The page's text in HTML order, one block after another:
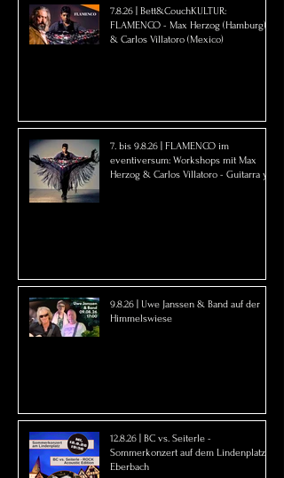
7.8.26 | Bett&CouchKULTUR:
FLAMENCO - Max Herzog (Hamburg)
& Carlos Villatoro (Mexico)
7. bis 9.8.26 | FLAMENCO im
eventiversum: Workshops mit Max
Herzog & Carlos Villatoro - Guitarra y
9.8.26 | Uwe Janssen & Band auf der
Himmelswiese
12.8.26 | BC vs. Seiterle -
Sommerkonzert auf dem Lindenplatz in
Eberbach